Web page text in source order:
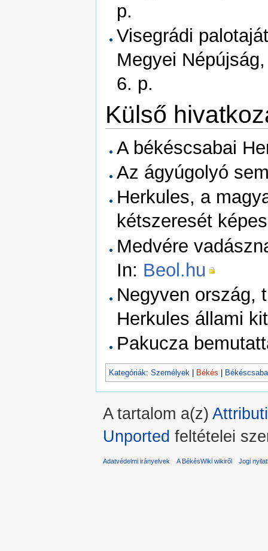
p.
Visegrádi
Megyei
6. p.
Külső
A békéscsabai
Az ágyúgolyó
Herkules, a
kétszeresét
Medvére
In: Beol.hu
Negyven ország,
Herkules állami
Pakucza
Kategóriák: Személyek Békés Békéscsaba
A tartalom a(z)
Unported feltételei
Adatvédelmi irányelvek A BékésWiki wikiről Jogi